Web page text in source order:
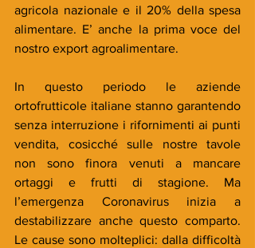
agricola nazionale e il 20% della spesa
alimentare. E’ anche la prima voce del
nostro export agroalimentare.
In questo periodo le aziende
ortofrutticole italiane stanno garantendo
senza interruzione i rifornimenti ai punti
vendita, cosicché sulle nostre tavole
non sono finora venuti a mancare
ortaggi e frutti di stagione. Ma
l’emergenza Coronavirus inizia a
destabilizzare anche questo comparto.
Le cause sono molteplici: dalla difficoltà